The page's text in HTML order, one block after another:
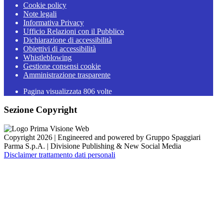
Cookie policy
Note legali
Informativa Privacy
Ufficio Relazioni con il Pubblico
Dichiarazione di accessibilità
Obiettivi di accessibilità
Whistleblowing
Gestione consensi cookie
Amministrazione trasparente
Pagina visualizzata 806 volte
Sezione Copyright
Copyright 2026 | Engineered and powered by Gruppo Spaggiari
Parma S.p.A. | Divisione Publishing & New Social Media
Disclaimer trattamento dati personali